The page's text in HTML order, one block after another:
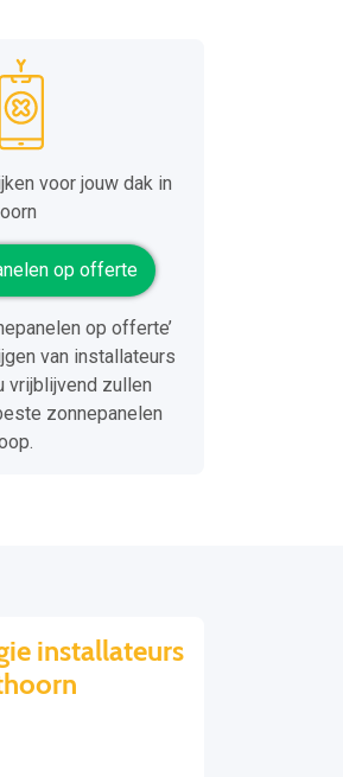
voor jouw dak in
op offerte
op offerte’
van installateurs
vrijblijvend zullen
zonnepanelen
installateurs